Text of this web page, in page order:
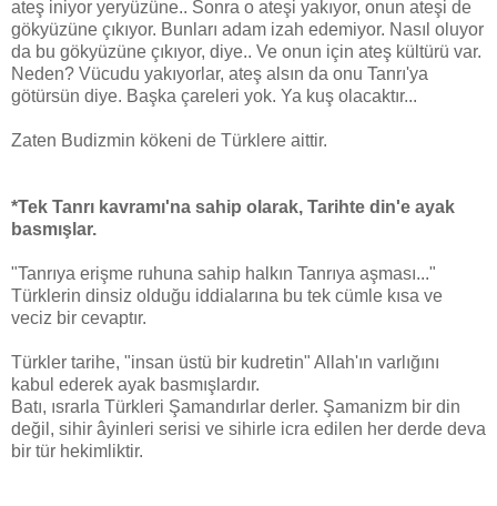
ateş iniyor yeryüzüne.. Sonra o ateşi yakıyor, onun ateşi de
gökyüzüne çıkıyor. Bunları adam izah edemiyor. Nasıl oluyor
da bu gökyüzüne çıkıyor, diye.. Ve onun için ateş kültürü var.
Neden? Vücudu yakıyorlar, ateş alsın da onu Tanrı'ya
götürsün diye. Başka çareleri yok. Ya kuş olacaktır...
Zaten Budizmin kökeni de Türklere aittir.
*Tek Tanrı kavramı'na sahip olarak, Tarihte din'e ayak
basmışlar.
"Tanrıya erişme ruhuna sahip halkın Tanrıya aşması..."
Türklerin dinsiz olduğu iddialarına bu tek cümle kısa ve
veciz bir cevaptır.
Türkler tarihe, "insan üstü bir kudretin" Allah'ın varlığını
kabul ederek ayak basmışlardır.
Batı, ısrarla Türkleri Şamandırlar derler. Şamanizm bir din
değil, sihir âyinleri serisi ve sihirle icra edilen her derde deva
bir tür hekimliktir.